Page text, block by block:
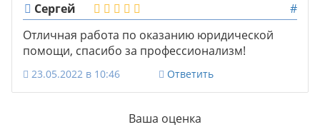
Сергей
#
Отличная работа по оказанию юридической
помощи, спасибо за профессионализм!
23.05.2022 в 10:46 Ответить
Ваша оценка